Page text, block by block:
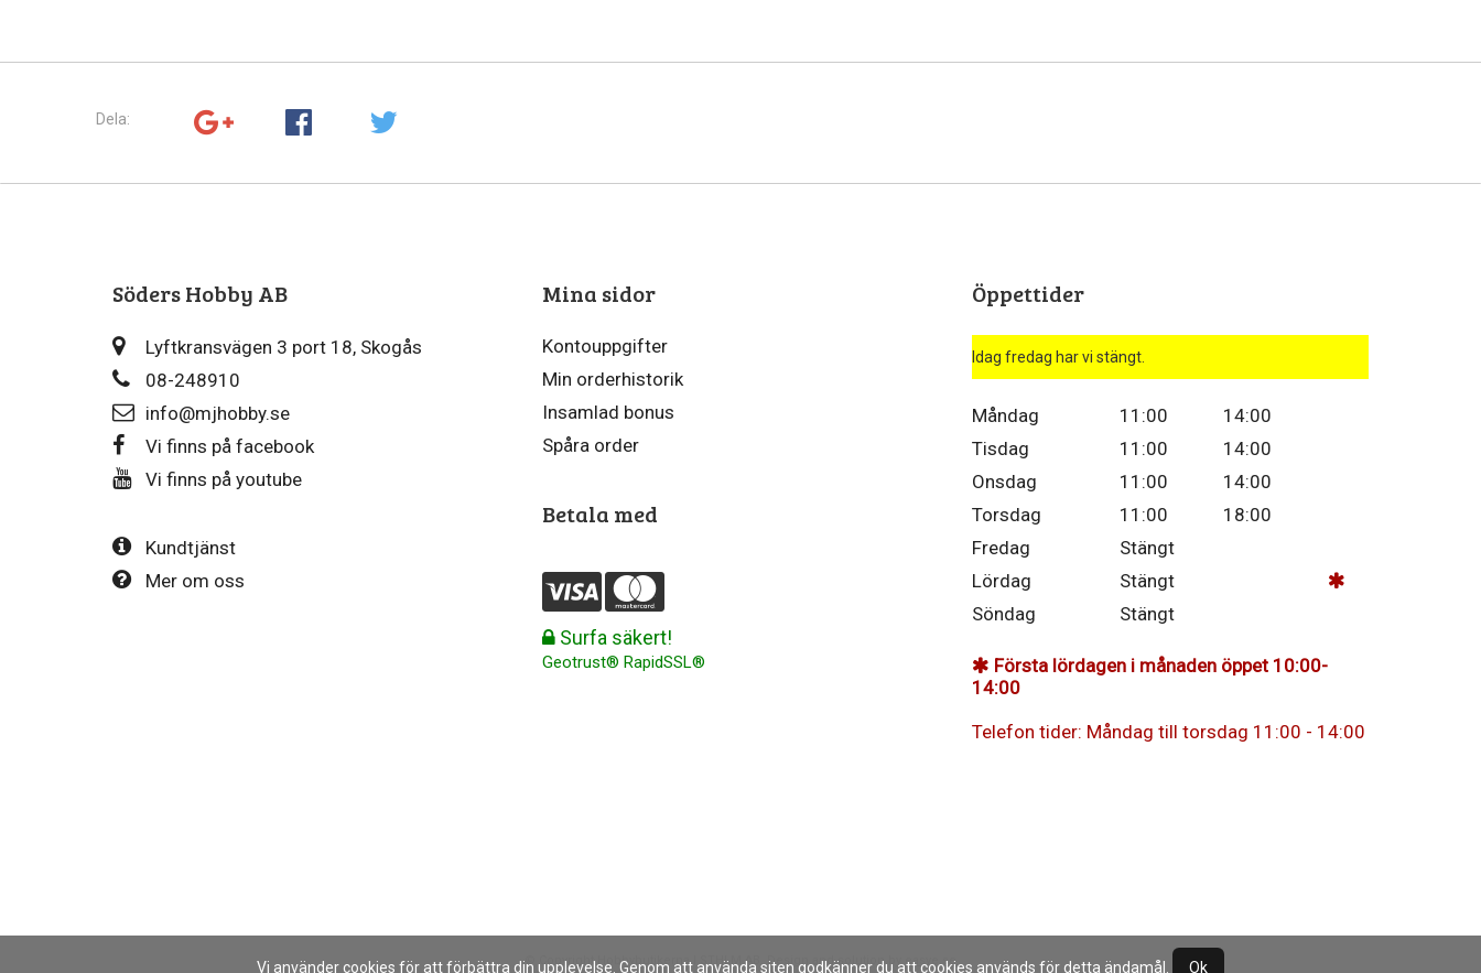
Vi använder cookies för att förbättra din upplevelse. Genom att använda siten godkänner du att cookies används för detta ändamål. Ok
Dela:
Söders Hobby AB
Lyftkransvägen 3 port 18, Skogås
08-248910
info@mjhobby.se
Vi finns på facebook
Vi finns på youtube
Kundtjänst
Mer om oss
Mina sidor
Kontouppgifter
Min orderhistorik
Insamlad bonus
Spåra order
Betala med
Surfa säkert!
Geotrust® RapidSSL®
Öppettider
Idag fredag har vi stängt.
Måndag 11:00
14:00
Tisdag
11:00
14:00
Onsdag
11:00
14:00
Torsdag
11:00
18:00
Fredag
Stängt
Lördag
Stängt
Söndag
Stängt
Första lördagen i månaden öppet 10:00-
14:00
Telefon tider: Måndag till torsdag 11:00 - 14:00
© Copyright Hobbybutikerna I STHLM AB, Design and solution by easye.se